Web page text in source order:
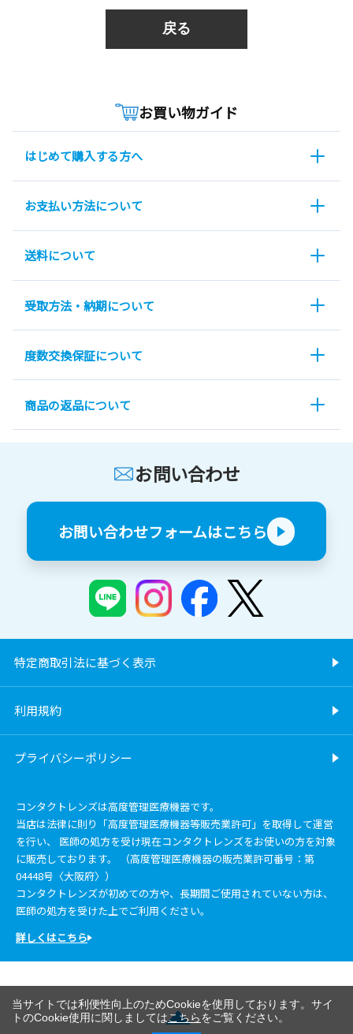
戻る
お買い物ガイド
はじめて購入する方へ
お支払い方法について
送料について
受取方法・納期について
度数交換保証について
商品の返品について
お問い合わせ
お問い合わせフォームはこちら
特定商取引法に基づく表示
利用規約
プライバシーポリシー
コンタクトレンズは高度管理医療機器です。
当店は法律に則り「高度管理医療機器等販売業許可」を取得して運営
を行い、 医師の処方を受け現在コンタクトレンズをお使いの方を対象
に販売しております。 （高度管理医療機器の販売業許可番号：第
04448号〈大阪府〉）
コンタクトレンズが初めての方や、長期間ご使用されていない方は、
医師の処方を受けた上でご利用ください。
詳しくはこちら
当サイトでは利便性向上のためCookieを使用しております。サイ
トのCookie使用に関しましてはこちらをご覧ください。